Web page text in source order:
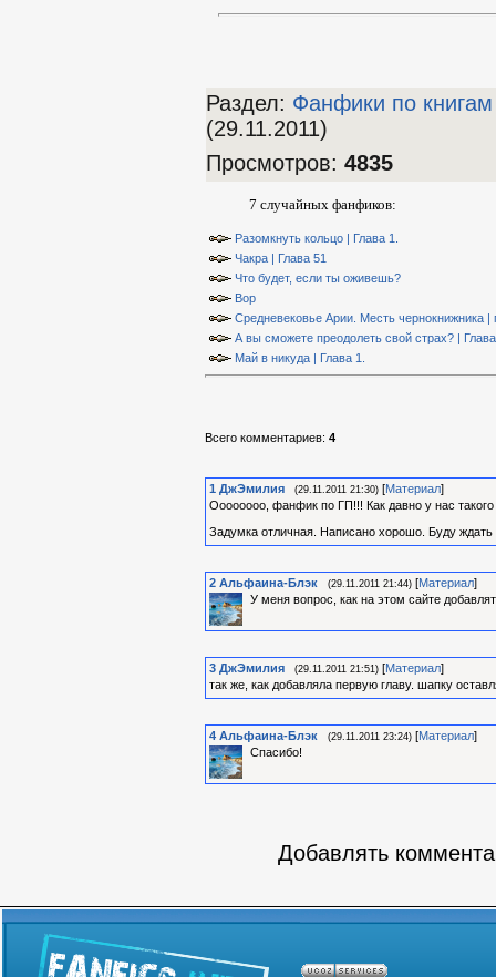
Раздел: Фанфики по книгам
(29.11.2011)
Просмотров: 4835
7 случайных фанфиков:
Разомкнуть кольцо | Глава 1.
Чакра | Глава 51
Что будет, если ты оживешь?
Вор
Средневековье Арии. Месть чернокнижника |
А вы сможете преодолеть свой страх? |
Май в никуда | Глава 1.
Всего комментариев: 4
1 ДжЭмилия (29.11.2011 21:30) [Материал]
Оооооооо, фанфик по ГП!!! Как давно у нас
Задумка отличная. Написано хорошо. Буду ждать
2 Альфаина-Блэк (29.11.2011 21:44) [Материал]
У меня вопрос, как на этом сайте
3 ДжЭмилия (29.11.2011 21:51) [Материал]
так же, как добавляла первую главу. шапку
4 Альфаина-Блэк (29.11.2011 23:24) [Материал]
Спасибо!
Добавлять